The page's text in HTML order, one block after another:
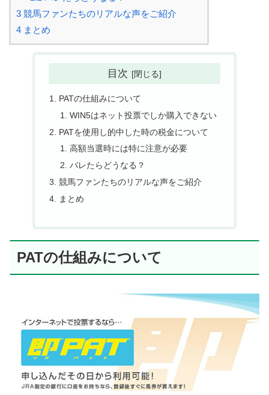
3 競馬ファンたちのリアルな声をご紹介
4 まとめ
目次
PATの仕組みについて
WIN5はネット投票でしか購入できない
PATを使用し的中した時の税金について
高額当選時には特に注意が必要
バレたらどうなる？
競馬ファンたちのリアルな声をご紹介
まとめ
PATの仕組みについて